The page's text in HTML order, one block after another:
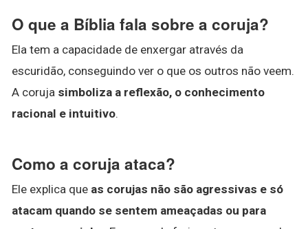
O que a Bíblia fala sobre a coruja?
Ela tem a capacidade de enxergar através da
escuridão, conseguindo ver o que os outros não veem.
A coruja simboliza a reflexão, o conhecimento
racional e intuitivo.
Como a coruja ataca?
Ele explica que as corujas não são agressivas e só
atacam quando se sentem ameaçadas ou para